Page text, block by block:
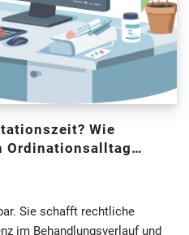
Wie
Ordinationsalltag
Sie schafft rechtliche
im Behandlungsverlauf und